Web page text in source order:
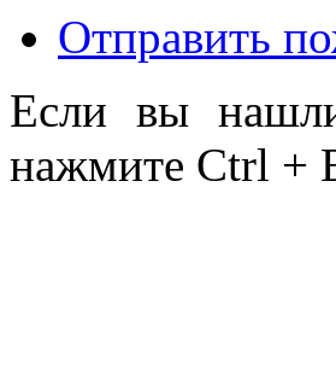
Отправить
Если вы
нажмите Ctrl +